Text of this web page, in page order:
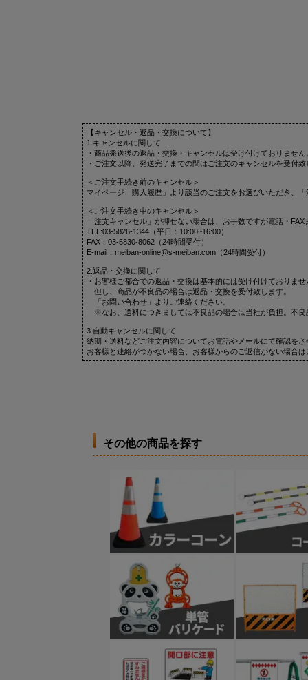
【キャンセル・返品・交換について】
1.キャンセルに関して
・商品発送後の返品・交換・キャンセルは受け付けておりません
・ご注文以降、発送完了までの間はご注文のキャンセルを受付致
＜ご注文手続き前のキャンセル＞
マイページ「購入履歴」より該当のご注文をお選びいただき、
＜ご注文手続き中のキャンセル＞
「注文キャンセル」が押せない場合は、お手数ですが電話・
TEL:03-5826-1344（平日：10:00~16:00）
FAX：03-5830-8062（24時間受付）
E-mail：meiban-online@s-meiban.com（24時間受付）
2.返品・交換に関して
・お客様ご都合での返品・交換は基本的には受け付けておりませ
但し、商品が不良品の場合は返品・交換を受付致します。
「お問い合わせ」よりご連絡ください。
※なお、送料につきましては不良品の場合は当社が負担。不良
3.自動キャンセルに関して
納期・送料などご注文内容についてお電話やメールにて確認を
お客様と連絡がつかない場合、お客様からのご返信がない場合
その他の商品を探す